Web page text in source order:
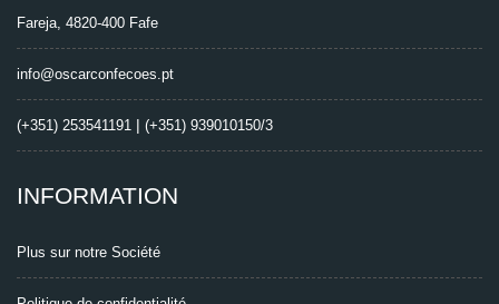
Fareja, 4820-400 Fafe
info@oscarconfecoes.pt
(+351) 253541191 | (+351) 939010150/3
INFORMATION
Plus sur notre Société